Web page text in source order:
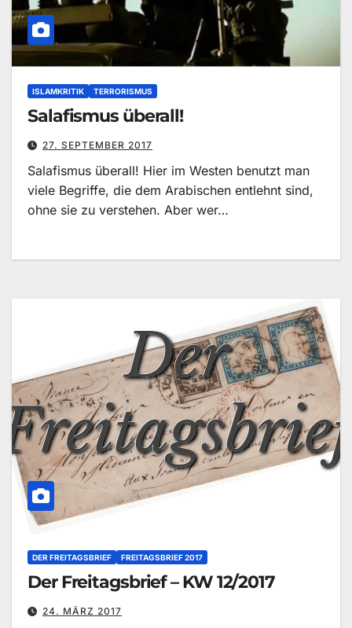
ISLAMKRITIK TERRORISMUS
Salafismus überall!
27. SEPTEMBER 2017
Salafismus überall! Hier im Westen benutzt man
viele Begriffe, die dem Arabischen entlehnt sind,
ohne sie zu verstehen. Aber wer…
DER FREITAGSBRIEF FREITAGSBRIEF 2017
Der Freitagsbrief – KW 12/2017
24. MÄRZ 2017